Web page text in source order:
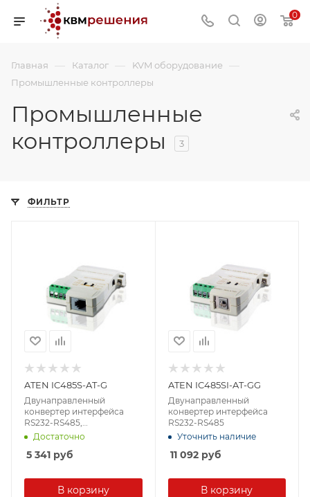
0
Главная — Каталог — KVM оборудование —
Промышленные контроллеры
Промышленные
контроллеры
3
ФИЛЬТР
ATEN IC485S-AT-G
Двунаправленный
конвертер интерфейса
RS232-RS485,
поддерживает до 32
концентраторов
Достаточно
5 341 руб
В корзину
ATEN IC485SI-AT-GG
Двунаправленный
конвертер интерфейса
RS232-RS485
Уточнить наличие
11 092руб
В корзину